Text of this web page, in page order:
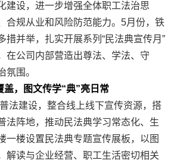
建设，进一步增强全体职工法治思
合规从业和风险防范能力。5月份，铁
措并举，扎实开展系列“民法典宣传月”
在公司内部营造出尊法、学法、守
氛围。
盖，图文传学“典”亮日常
法建设，整合线上线下宣传资源，搭
法阵地，推动民法典学习常态化、生
一楼设置民法典专题宣传展板，以图
解读与企业经营、职工生活密切相关